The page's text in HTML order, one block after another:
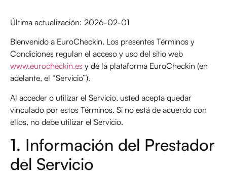
Última actualización: 2026-02-01
Bienvenido a EuroCheckin. Los presentes Términos y
Condiciones regulan el acceso y uso del sitio web
www.eurocheckin.es y de la plataforma EuroCheckin (en
adelante, el “Servicio”).
Al acceder o utilizar el Servicio, usted acepta quedar
vinculado por estos Términos. Si no está de acuerdo con
ellos, no debe utilizar el Servicio.
1. Información del Prestador
del Servicio